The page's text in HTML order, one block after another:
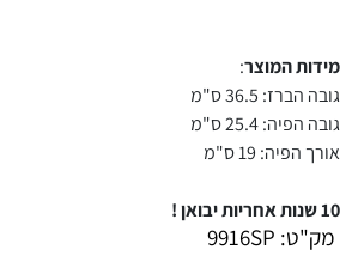
מידות המוצר:
גובה הברז: 36.5 ס"מ
גובה הפיה: 25.4 ס"מ
אורך הפיה: 19 ס"מ
10 שנות אחריות יבואן !
מק"ט: 9916SP